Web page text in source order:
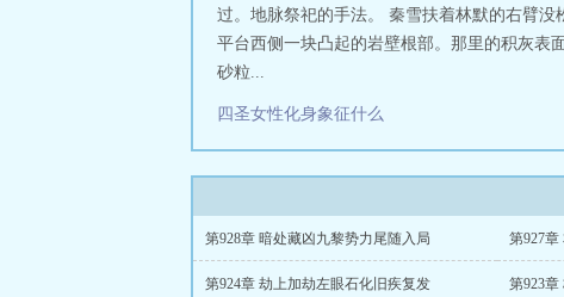
过。地脉祭祀的手法。 秦雪扶着林默的右臂
平台西侧一块凸起的岩壁根部。那里的积灰表
砂粒...
四圣女性化身象征什么
第928章 暗处藏凶九黎势力尾随入局 第927
第924章 劫上加劫左眼石化旧疾复发 第923章